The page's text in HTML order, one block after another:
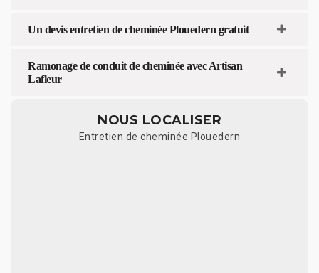
Un devis entretien de cheminée Plouedern gratuit
Ramonage de conduit de cheminée avec Artisan
Lafleur
NOUS LOCALISER
Entretien de cheminée Plouedern